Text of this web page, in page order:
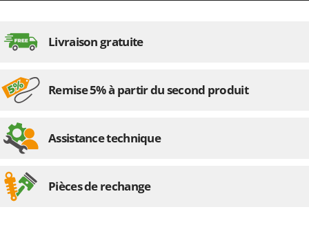
Livraison gratuite
Remise 5% à partir du second produit
Assistance technique
Pièces de rechange